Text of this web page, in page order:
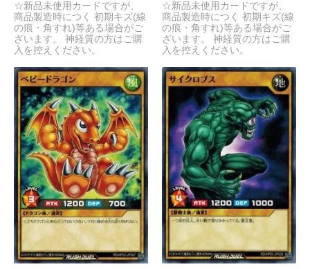
☆新品未使用カードですが、
商品製造時につく 初期キズ(線
の痕・角すれ)等ある場合がご
ざいます。 神経質の方はご購
入を控えください。
☆新品未使用カードですが、
商品製造時につく 初期キズ(線
の痕・角すれ)等ある場合がご
ざいます。 神経質の方はご購
入を控えください。